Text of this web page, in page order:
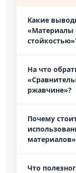
Какие
«Материалы
На что
ржавчине»?
Почему
Что